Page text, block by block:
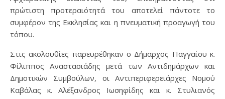
πρώτιστη προτεραιότητά του αποτελεί πάντοτε το
συμφέρον της Εκκλησίας και η πνευματική προαγωγή του
τόπου.
Στις ακολουθίες παρευρέθηκαν ο Δήμαρχος Παγγαίου κ.
Φίλιππος Αναστασιάδης μετά των Αντιδημάρχων και
Δημοτικών Συμβούλων, οι Αντιπεριφερειάρχες Νομού
Καβάλας κ. Αλέξανδρος Ιωσηφίδης και κ. Στυλιανός